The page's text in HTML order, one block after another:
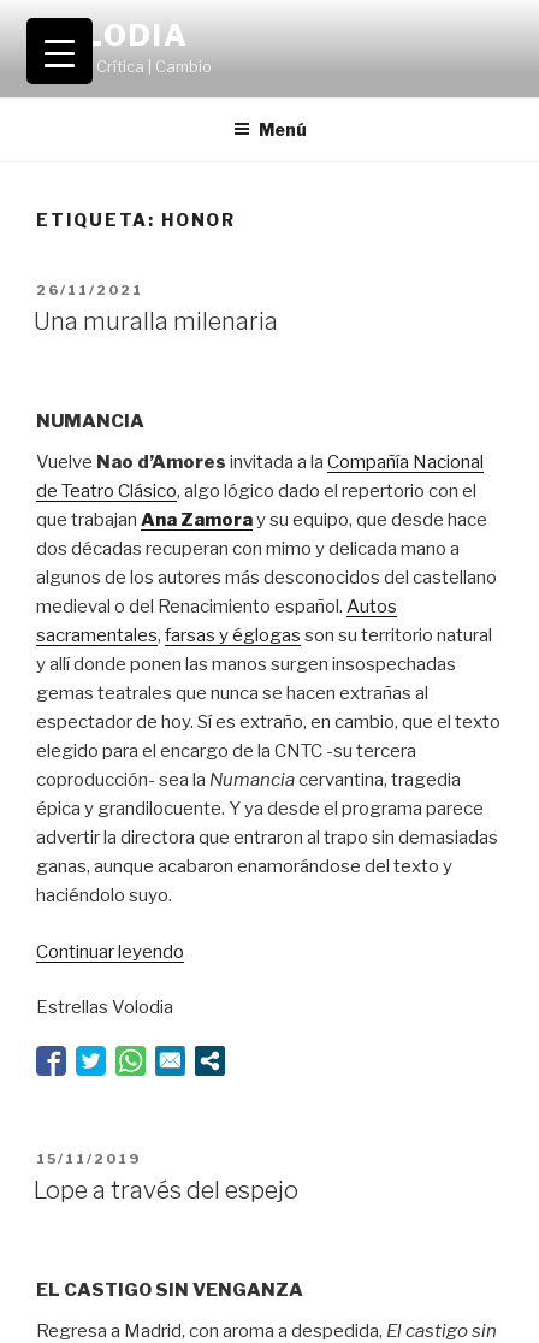
Saltar
contenido
VOLODIA
Teatro | Crítica | Cambio
Menú
ETIQUETA: HONOR
PUBLICADO
EL
26/11/2021
Una muralla milenaria
NUMANCIA
Vuelve Nao d’Amores invitada a la Compañía Nacional
de Teatro Clásico, algo lógico dado el repertorio con el
que trabajan Ana Zamoray su equipo, que desde hace
dos décadas recuperan con mimo y delicada mano a
algunos de los autores más desconocidos del castellano
medieval o del Renacimiento español. Autos
sacramentales, farsas y églogas son su territorio natural
y allí donde ponen las manos surgen insospechadas
gemas teatrales que nunca se hacen extrañas al
espectador de hoy. Sí es extraño, en cambio, que el texto
elegido para el encargo de la CNTC -su tercera
coproducción- sea la Numanciacervantina, tragedia
épica y grandilocuente. Y ya desde el programa parece
advertir la directora que entraron al trapo sin demasiadas
ganas, aunque acabaron enamorándose del texto y
haciéndolo suyo.
Continuar leyendo
Estrellas Volodia
PUBLICADO
EL
15/11/2019
Lope a través del espejo
EL CASTIGO SIN VENGANZA
Regresa a Madrid, con aroma a despedida, El castigo sin